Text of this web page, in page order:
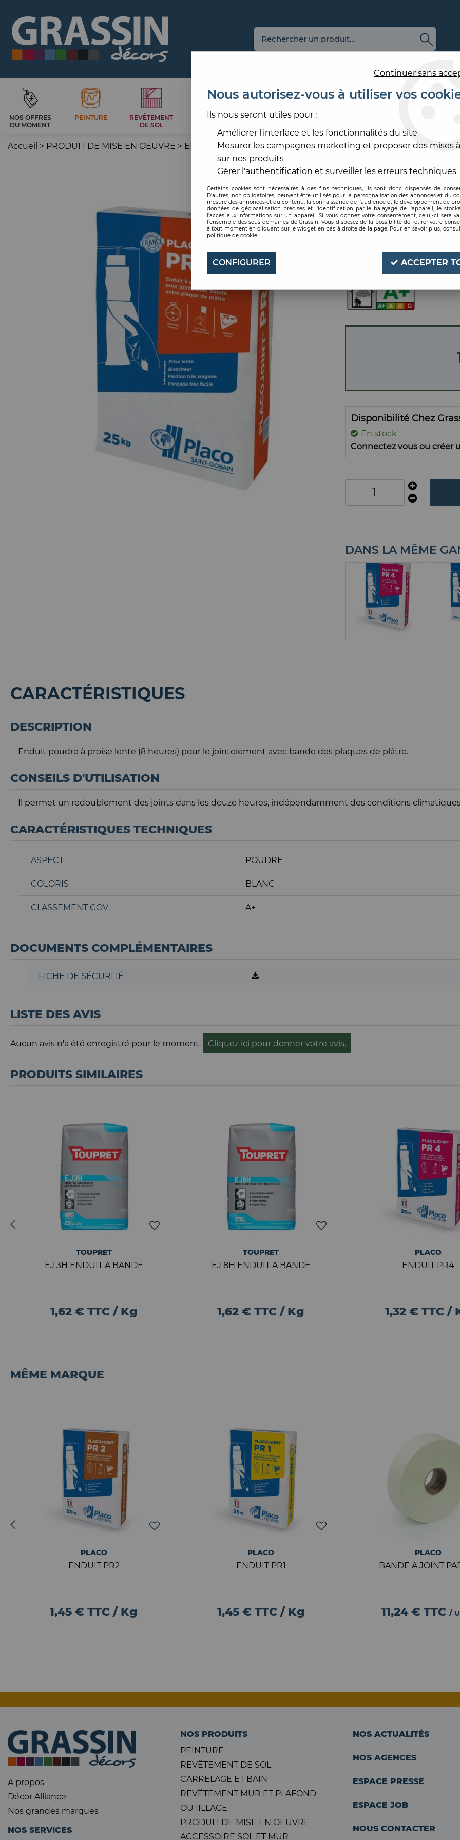
NOS OFFRES
DU MOMENT
PEINTURE
REVÊTEMENT
DE SOL
CARRELAGE
REVÊTEMENT
OUTILLAGE
Accueil > PRODUIT DE MISE EN OEUVRE > ENDUIT >ENDUIT À BANDE >ENDUIT PR8
PLACO
Code produit : 345986
ENDUIT PR8
Soyez le premier à
Disponibilité Chez
En stock
Connectez vous ou créer
DANS LA MÊME
ENDUIT PR4
CARACTÉRISTIQUES
DESCRIPTION
Enduit poudre à proise lente (8 heures) pour le jointoiement avec bande des plaques de plâtre.
CONSEILS D'UTILISATION
Il permet un redoublement des joints dans les douze heures, indépendamment des conditions
CARACTÉRISTIQUES TECHNIQUES
ASPECT POUDRE
COLORIS BLANC
CLASSEMENT COV A+
DOCUMENTS COMPLÉMENTAIRES
FICHE DE SÉCURITÉ
LISTE DES AVIS
Aucun avis n'a été enregistré pour le moment. Cliquez ici pour donner votre avis.
PRODUITS SIMILAIRES
TOUPRET
EJ 3H ENDUIT A BANDE
1,62 € TTC / Kg
TOUPRET
EJ 8H ENDUIT A BANDE
1,62 € TTC / Kg
PLACO
ENDUIT PR4
1,32 € TTC /
MÊME MARQUE
PLACO
ENDUIT PR2
1,45 € TTC / Kg
PLACO
ENDUIT PR1
1,45 € TTC / Kg
PLACO
BANDE A JOINT
11,24 € TTC /
A propos
Décor Alliance
Nos grandes marques
NOS SERVICES
NOS PRODUITS
PEINTURE
REVÊTEMENT DE SOL
CARRELAGE ET BAIN
REVÊTEMENT MUR ET PLAFOND
OUTILLAGE
PRODUIT DE MISE EN OEUVRE
ACCESSOIRE SOL ET MUR
NOS ACTUALITÉS
NOS AGENCES
ESPACE PRESSE
ESPACE JOB
NOUS CONTACTER
Continuer sans
Nous autorisez-vous à utiliser vos
Ils nous seront utiles pour :
Améliorer l'interface et les fonctionnalités du site
Mesurer les campagnes marketing et proposer des mises
sur nos produits
Gérer l'authentification et surveiller les erreurs techniques
Certains cookies sont nécessaires à des fins techniques, ils sont donc dispensés de
D'autres, non obligatoires, peuvent être utilisés pour la personnalisation des annonces et du
mesure des annonces et du contenu, la connaissance de l'audience et le développement de
données de géolocalisation précises et l'identification par le balayage de l'appareil, le
l'accès aux informations sur un appareil. Si vous donnez votre consentement, celui-ci sera
l’ensemble des sous-domaines de Grassin. Vous disposez de la possibilité de retirer votre
à tout moment en cliquant sur le widget en bas à droite de la page. Pour en savoir plus,
politique de cookie.
CONFIGURER ACCEPTER